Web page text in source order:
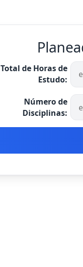
Total de Horas de
Estudo:
Número de
Disciplinas: